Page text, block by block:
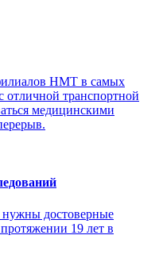
НМТ в самых
отличной транспортной
медицинскими
нужны достоверные
19 лет в